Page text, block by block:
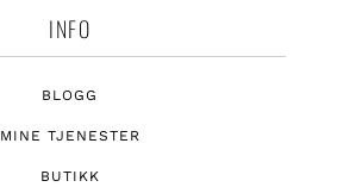
INFO
BLOGG
MINE TJENESTER
BUTIKK